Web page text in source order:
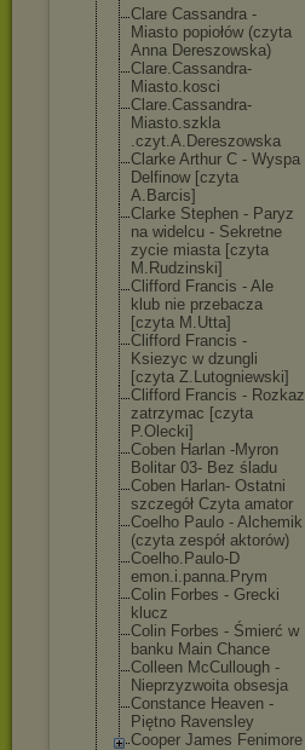
Clare Cassandra -
Miasto popiołów (czyta
Anna Dereszowska)
Clare.Cassandra-
Miasto.kosci
Clare.Cassandra-
Miasto.szkla
.czyt.A.Dereszowska
Clarke Arthur C - Wyspa
Delfinow [czyta
A.Barcis]
Clarke Stephen - Paryz
na widelcu - Sekretne
zycie miasta [czyta
M.Rudzinski]
Clifford Francis - Ale
klub nie przebacza
[czyta M.Utta]
Clifford Francis -
Ksiezyc w dzungli
[czyta Z.Lutogniewski]
Clifford Francis - Rozkaz
zatrzymac [czyta
P.Olecki]
Coben Harlan -Myron
Bolitar 03- Bez śladu
Coben Harlan- Ostatni
szczegół Czyta amator
Coelho Paulo - Alchemik
(czyta zespół aktorów)
Coelho.Paulo-D
emon.i.panna.Prym
Colin Forbes - Grecki
klucz
Colin Forbes - Śmierć w
banku Main Chance
Colleen McCullough -
Nieprzyzwoita obsesja
Constance Heaven -
Piętno Ravensley
Cooper James Fenimore